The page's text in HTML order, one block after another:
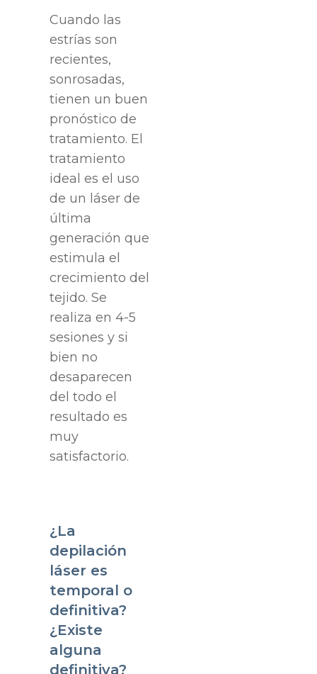
Cuando las
estrías son
recientes,
sonrosadas,
tienen un buen
pronóstico de
tratamiento. El
tratamiento
ideal es el uso
de un láser de
última
generación que
estimula el
crecimiento del
tejido. Se
realiza en 4-5
sesiones y si
bien no
desaparecen
del todo el
resultado es
muy
satisfactorio.
¿La
depilación
láser es
temporal o
definitiva?
¿Existe
alguna
definitiva?